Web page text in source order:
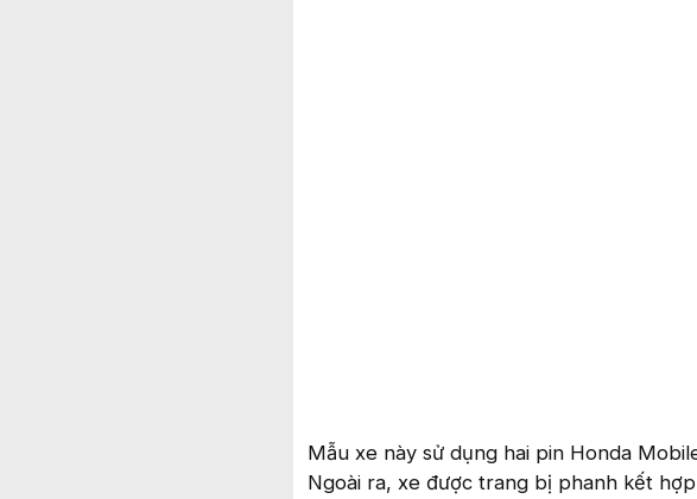
Mẫu xe này sử dụng hai pin Honda
Ngoài ra, xe được trang bị phanh kết